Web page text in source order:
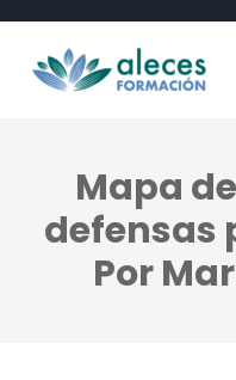
contenido
Mapa
defensas
Por